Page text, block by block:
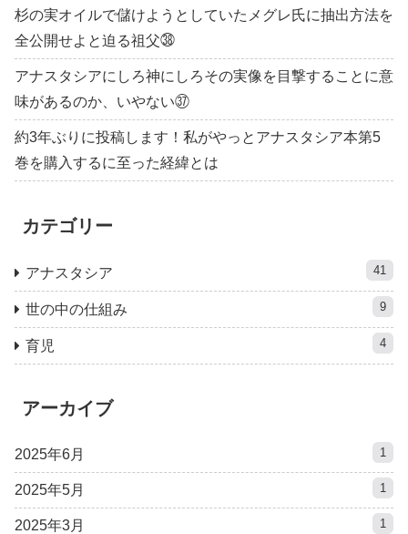
杉の実オイルで儲けようとしていたメグレ氏に抽出方法を
全公開せよと迫る祖父㊳
アナスタシアにしろ神にしろその実像を目撃することに意
味があるのか、いやない㊲
約3年ぶりに投稿します！私がやっとアナスタシア本第5
巻を購入するに至った経緯とは
カテゴリー
アナスタシア 41
世の中の仕組み 9
育児 4
アーカイブ
2025年6月 1
2025年5月 1
2025年3月 1